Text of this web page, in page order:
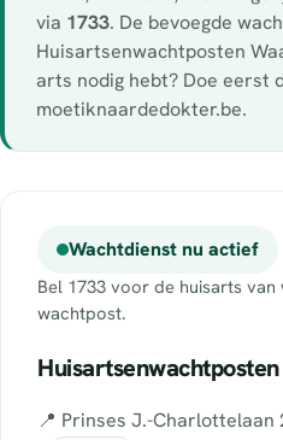
via 1733. De bevoegde
Huisartsenwachtposten
arts nodig hebt? Doe eerst
moetiknaardedokter.be.
Wachtdienst nu actief
Bel 1733 voor de huisarts
wachtpost.
📍 Prinses J.-Charlottelaan